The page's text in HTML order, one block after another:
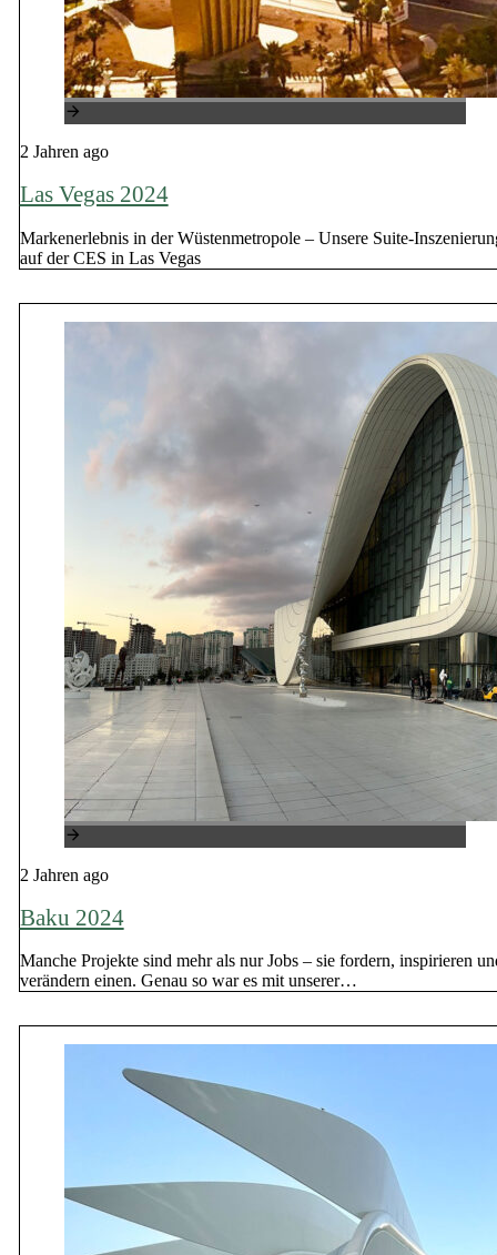
2 Jahren ago
Las Vegas 2024
Markenerlebnis in der Wüstenmetropole – Unsere Suite-
auf der CES in Las Vegas
2 Jahren ago
Baku 2024
Manche Projekte sind mehr als nur Jobs – sie fordern, inspirieren
verändern einen. Genau so war es mit unserer…